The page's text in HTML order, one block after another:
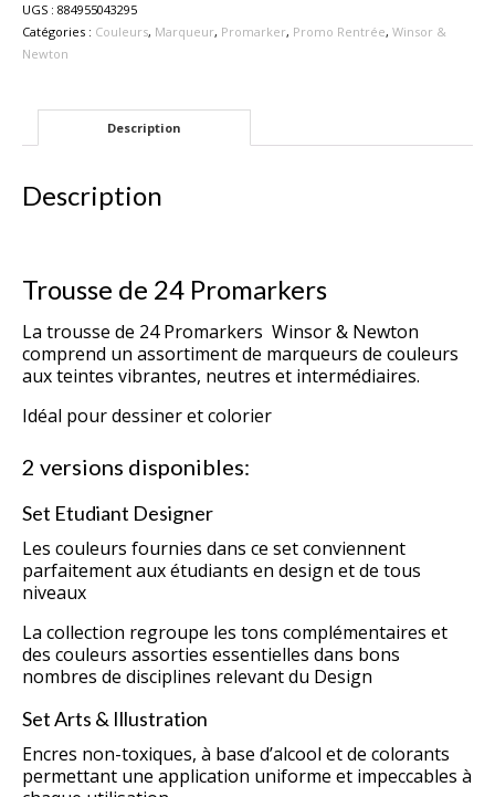
Promarkers
UGS : 884955043295
Catégories : Couleurs, Marqueur, Promarker, Promo Rentrée, Winsor &
Newton
Description
Description
Trousse de 24 Promarkers
La trousse de 24 Promarkers Winsor & Newton
comprend un assortiment de marqueurs de couleurs
aux teintes vibrantes, neutres et intermédiaires.
Idéal pour dessiner et colorier
2 versions disponibles:
Set Etudiant Designer
Les couleurs fournies dans ce set conviennent
parfaitement aux étudiants en design et de tous
niveaux
La collection regroupe les tons complémentaires et
des couleurs assorties essentielles dans bons
nombres de disciplines relevant du Design
Set Arts & Illustration
Encres non-toxiques, à base d’alcool et de colorants
permettant une application uniforme et impeccables à